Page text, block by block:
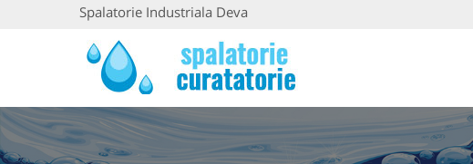
Spalatorie Industriala Deva